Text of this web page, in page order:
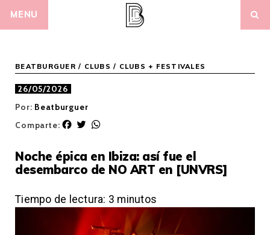
MENU
BEATBURGUER / CLUBS / CLUBS + FESTIVALES
26/05/2026
Por: Beatburguer
Comparte:
F
e
b
o
k
T
t
t
r
t
s
p
p
Noche épica en Ibiza: así fue el
desembarco de NO ART en [UNVRS]
Tiempo de lectura: 3 minutos